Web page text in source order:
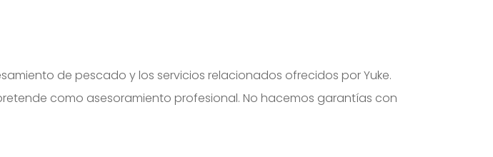
de pescado y los servicios relacionados ofrecidos por Yuke.
como asesoramiento profesional. No hacemos garantías con